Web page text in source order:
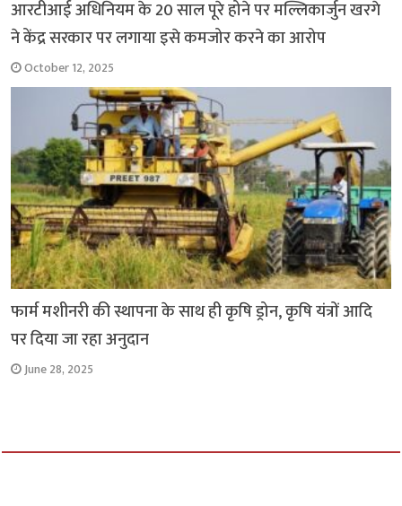
आरटीआई अधिनियम के 20 साल पूरे होने पर मल्लिकार्जुन खरगे
ने केंद्र सरकार पर लगाया इसे कमजोर करने का आरोप
October 12, 2025
फार्म मशीनरी की स्थापना के साथ ही कृषि ड्रोन, कृषि यंत्रों आदि
पर दिया जा रहा अनुदान
June 28, 2025